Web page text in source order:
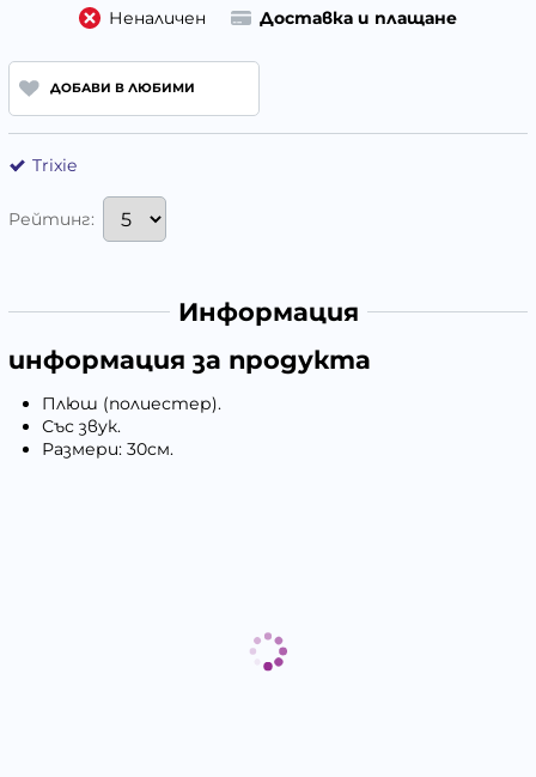
Неналичен Доставка и плащане
ДОБАВИ В ЛЮБИМИ
Trixie
Рейтинг:
Информация
информация за продукта
Плюш (полиестер).
Със звук.
Размери: 30см.